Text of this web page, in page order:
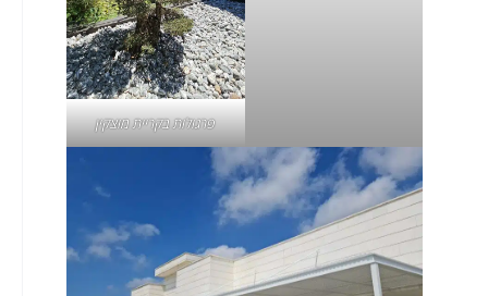
פרגולות בקריית מוצקין